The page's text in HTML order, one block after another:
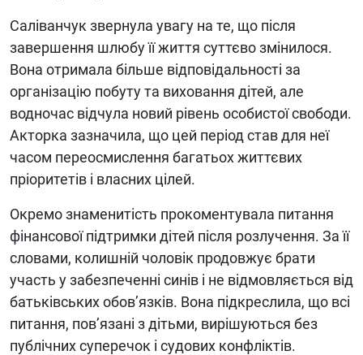
Саліванчук звернула увагу на те, що після
завершення шлюбу її життя суттєво змінилося.
Вона отримала більше відповідальності за
організацію побуту та виховання дітей, але
водночас відчула новий рівень особистої свободи.
Акторка зазначила, що цей період став для неї
часом переосмислення багатьох життєвих
пріоритетів і власних цілей.
Окремо знаменитість прокоментувала питання
фінансової підтримки дітей після розлучення. За її
словами, колишній чоловік продовжує брати
участь у забезпеченні синів і не відмовляється від
батьківських обов’язків. Вона підкреслила, що всі
питання, пов’язані з дітьми, вирішуються без
публічних суперечок і судових конфліктів.